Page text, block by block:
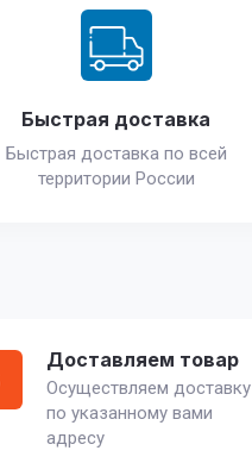
Быстрая доставка
Быстрая доставка по всей
территории России
Доставляем товар
Осуществляем доставку
по указанному вами
адресу